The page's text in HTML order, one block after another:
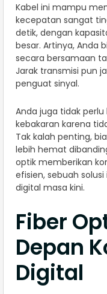
Kabel ini mampu
kecepatan sangat
detik, dengan
besar. Artinya, Anda
secara bersamaan
Jarak transmisi pun
penguat sinyal.
Anda juga tidak
kebakaran karena
Tak kalah penting,
lebih hemat
optik memberikan
efisien, sebuah
digital masa kini.
Fiber
Depan
Digital